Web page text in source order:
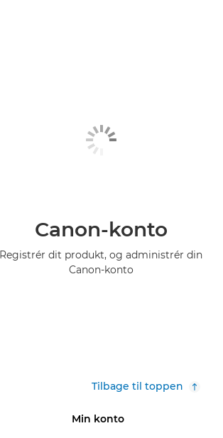
Canon-konto
Registrér dit produkt, og administrér din
Canon-konto
Tilbage til toppen
Min konto